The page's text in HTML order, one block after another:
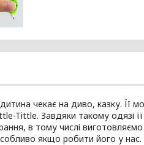
чекає на диво, казку. Її
Tittle. Завдяки такому одязі
в тому числі виготовляємо
якщо робити його у нас.